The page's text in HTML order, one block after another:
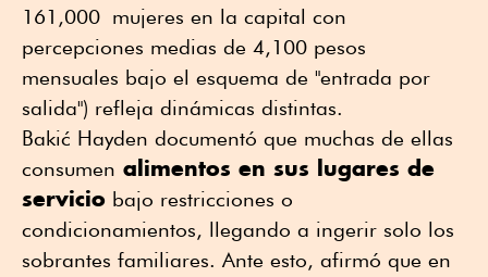
161 ,000 mujeres en la capital con
percepciones medias de 4,100 pesos
mensuales bajo el esquema de "entrada por
salida") refleja dinámicas distintas.
Bakić Hayden documentó que muchas de ellas
consumen alimentos en sus lugares de
servicio bajo restricciones o
condicionamientos, llegando a ingerir solo los
sobrantes familiares. Ante esto, afirmó que en